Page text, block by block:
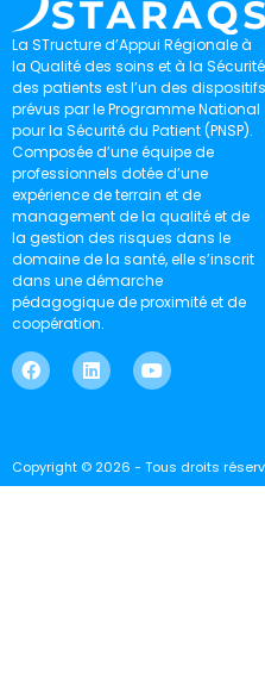
La STructure d’Appui Régionale à
la Qualité des soins et à la Sécurité
des patients est l’un des dispositifs
prévus par le Programme National
pour la Sécurité du Patient (PNSP).
Composée d’une équipe de
professionnels dotée d’une
expérience de terrain et de
management de la qualité et de
la gestion des risques dans le
domaine de la santé, elle s’inscrit
dans une démarche
pédagogique de proximité et de
coopération.
Copyright © 2026 - Tous droits